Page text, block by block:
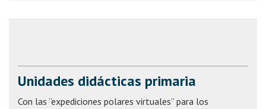
Unidades didácticas primaria
Con las “expediciones polares virtuales” para los